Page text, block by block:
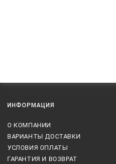
ИНФОРМАЦИЯ
О КОМПАНИИ
ВАРИАНТЫ ДОСТАВКИ
УСЛОВИЯ ОПЛАТЫ
ГАРАНТИЯ И ВОЗВРАТ